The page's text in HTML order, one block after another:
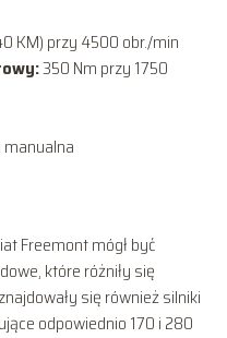
KM) przy 4500 obr./min
350 Nm przy 1750
Freemont mógł być
które różniły się
się również silniki
odpowiednio 170 i 280